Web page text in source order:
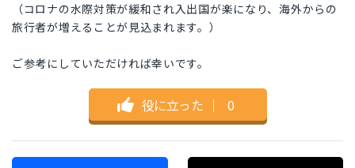
（コロナの水際対策が緩和され入出国が楽になり、海外からの
旅行者が増えることが見込まれます。）
ご参考にしていただければ幸いです。
役に立った ｜ 0